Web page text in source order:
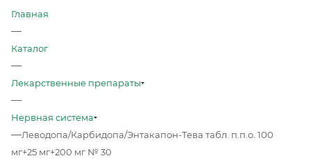
Главная
—
Каталог
—
Лекарственные препараты
—
Нервная система
—Леводопа/Карбидопа/Энтакапон-Тева табл. п.п.о. 100
мг+25 мг+200 мг № 30